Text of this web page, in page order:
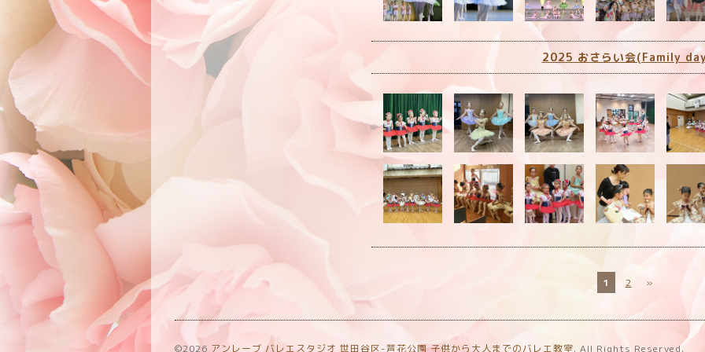
2025 おさらい会(Family
1 2 »
©2026 アンレーブ バレエスタジオ 世田谷区-芦花公園 子供から大人までのバレエ教室. All Rights Reserved.